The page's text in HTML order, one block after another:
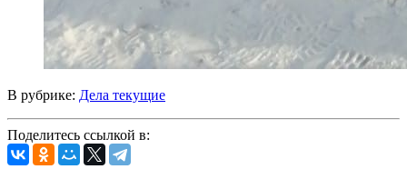
В рубрике: Дела текущие
Поделитесь ссылкой в: